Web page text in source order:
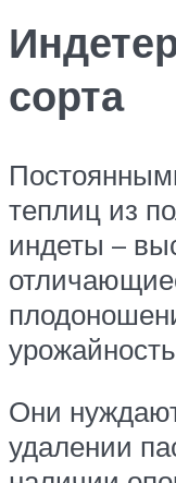
сорта
теплиц из
индеты –
Они
удалении